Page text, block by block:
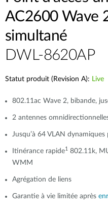
AC2600 Wave
simultané
DWL-8620AP
Statut produit (Revision A): Live
802.11ac Wave 2, bibande,
2 antennes
Jusqu’à 64 VLAN dynamiques
Itinérance rapide1
802.11k,
WMM
Agrégation de liens
Garantie à vie limitée après